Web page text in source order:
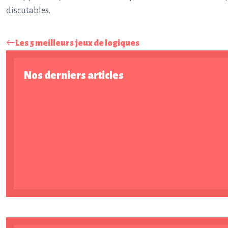
discutables.
Les 5 meilleurs jeux de logiques
Nos derniers articles